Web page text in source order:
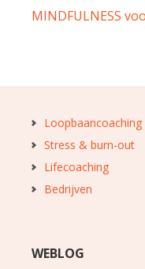
MINDFULNESS
Loopbaancoaching
Stress & burn-out
Lifecoaching
Bedrijven
WEBLOG